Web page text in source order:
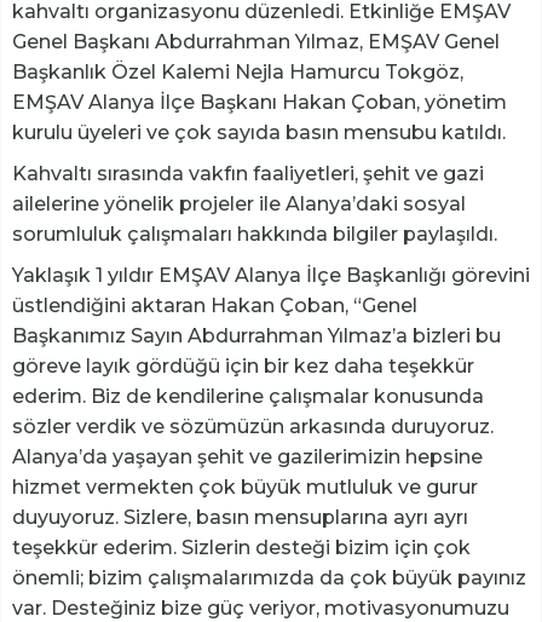
kahvaltı organizasyonu düzenledi. Etkinliğe EMŞAV
Genel Başkanı Abdurrahman Yılmaz, EMŞAV Genel
Başkanlık Özel Kalemi Nejla Hamurcu Tokgöz,
EMŞAV Alanya İlçe Başkanı Hakan Çoban, yönetim
kurulu üyeleri ve çok sayıda basın mensubu katıldı.
Kahvaltı sırasında vakfın faaliyetleri, şehit ve gazi
ailelerine yönelik projeler ile Alanya’daki sosyal
sorumluluk çalışmaları hakkında bilgiler paylaşıldı.
Yaklaşık 1 yıldır EMŞAV Alanya İlçe Başkanlığı görevini
üstlendiğini aktaran Hakan Çoban, “Genel
Başkanımız Sayın Abdurrahman Yılmaz’a bizleri bu
göreve layık gördüğü için bir kez daha teşekkür
ederim. Biz de kendilerine çalışmalar konusunda
sözler verdik ve sözümüzün arkasında duruyoruz.
Alanya’da yaşayan şehit ve gazilerimizin hepsine
hizmet vermekten çok büyük mutluluk ve gurur
duyuyoruz. Sizlere, basın mensuplarına ayrı ayrı
teşekkür ederim. Sizlerin desteği bizim için çok
önemli; bizim çalışmalarımızda da çok büyük payınız
var. Desteğiniz bize güç veriyor, motivasyonumuzu